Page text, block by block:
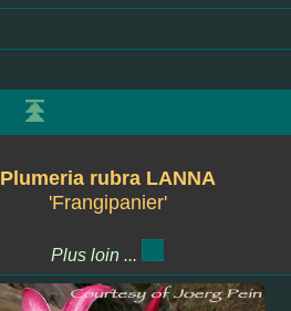
Plumeria rubra LANNA
'Frangipanier'
Plus loin ...